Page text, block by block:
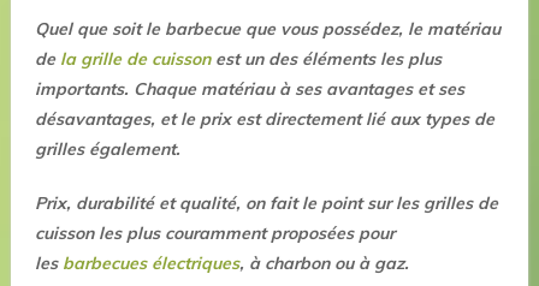
Quel que soit le barbecue que vous possédez, le matériau
de la grille de cuissonest un des éléments les plus
importants. Chaque matériau à ses avantages et ses
désavantages, et le prix est directement lié aux types de
grilles également.
Prix, durabilité et qualité, on fait le point sur les grilles de
cuisson les plus couramment proposées pour
les barbecues électriques, à charbon ou à gaz.